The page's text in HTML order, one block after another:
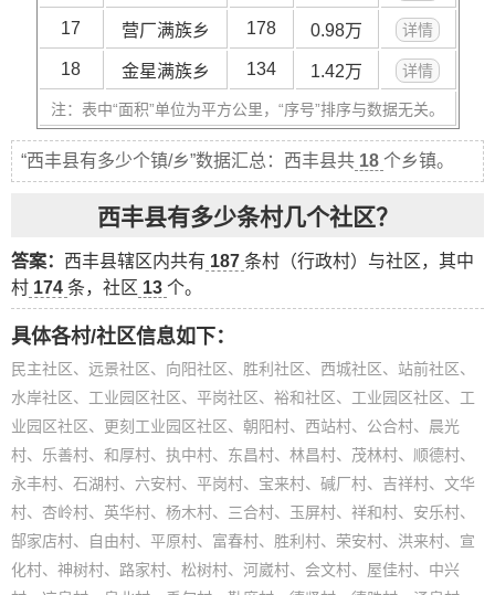
17 营厂满族乡 178 0.98万 详情
18 金星满族乡 134 1.42万 详情
注：表中“面积”单位为平方公里，“序号”排序与数据无关。
“西丰县有多少个镇/乡”数据汇总：西丰县共 18 个乡镇。
西丰县有多少条村几个社区？
答案： 西丰县辖区内共有 187 条村（行政村）与社区，其中
村 174 条，社区 13 个。
具体各村/社区信息如下：
民主社区、远景社区、向阳社区、胜利社区、西城社区、站前社区、
水岸社区、工业园区社区、平岗社区、裕和社区、工业园区社区、工
业园区社区、更刻工业园区社区、朝阳村、西站村、公合村、晨光
村、乐善村、和厚村、执中村、东昌村、林昌村、茂林村、顺德村、
永丰村、石湖村、六安村、平岗村、宝来村、碱厂村、吉祥村、文华
村、杏岭村、英华村、杨木村、三合村、玉屏村、祥和村、安乐村、
郜家店村、自由村、平原村、富春村、胜利村、荣安村、洪来村、宣
化村、神树村、路家村、松树村、河崴村、会文村、屋佳村、中兴